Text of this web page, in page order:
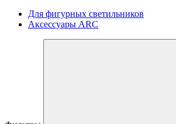
Для фигурных светильников
Аксессуары ARC